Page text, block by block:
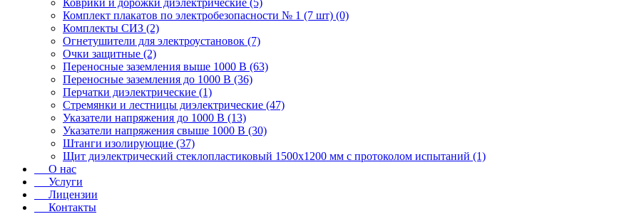
Коврики и дорожки диэлектрические (5)
Комплект плакатов по электробезопасности № 1 (7 шт) (0)
Комплекты СИЗ (2)
Огнетушители для электроустановок (7)
Очки защитные (2)
Переносные заземления выше 1000 В (63)
Переносные заземления до 1000 В (36)
Перчатки диэлектрические (1)
Стремянки и лестницы диэлектрические (47)
Указатели напряжения до 1000 В (13)
Указатели напряжения свыше 1000 В (30)
Штанги изолирующие (37)
Щит диэлектрический стеклопластиковый 1500х1200 мм с протоколом испытаний (1)
О нас
Услуги
Лицензии
Контакты